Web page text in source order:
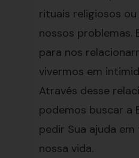
rituais religiosos
nossos problemas.
para nos
vivermos em
Através desse
podemos buscar a
pedir Sua ajuda
nossa vida.